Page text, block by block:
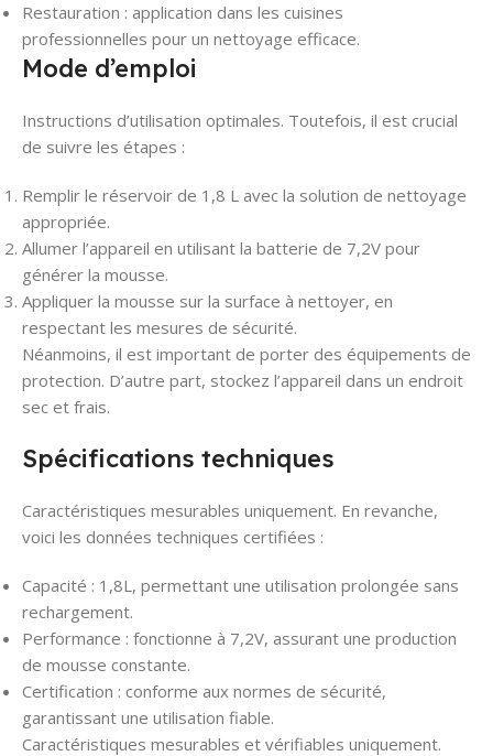
Restauration : application dans les cuisines
professionnelles pour un nettoyage efficace.
Mode d’emploi
Instructions d’utilisation optimales. Toutefois, il est crucial
de suivre les étapes :
Remplir le réservoir de 1,8 L avec la solution de nettoyage
appropriée.
Allumer l’appareil en utilisant la batterie de 7,2V pour
générer la mousse.
Appliquer la mousse sur la surface à nettoyer, en
respectant les mesures de sécurité.
Néanmoins, il est important de porter des équipements de
protection. D’autre part, stockez l’appareil dans un endroit
sec et frais.
Spécifications techniques
Caractéristiques mesurables uniquement. En revanche,
voici les données techniques certifiées :
Capacité : 1,8L, permettant une utilisation prolongée sans
rechargement.
Performance : fonctionne à 7,2V, assurant une production
de mousse constante.
Certification : conforme aux normes de sécurité,
garantissant une utilisation fiable.
Caractéristiques mesurables et vérifiables uniquement.